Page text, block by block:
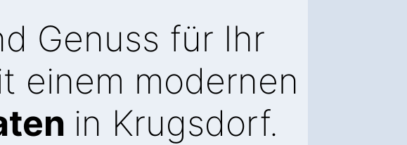
Genuss für Ihr
einem modernen
in Krugsdorf.